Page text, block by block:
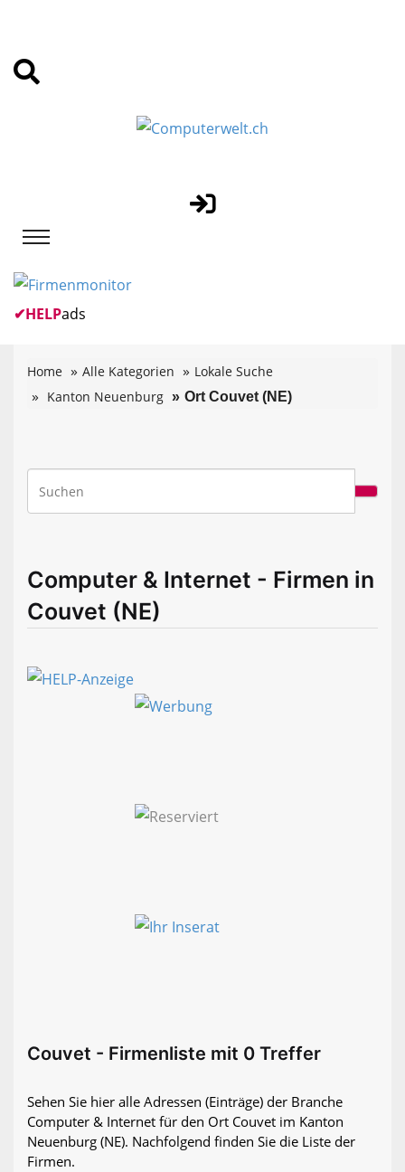
✔HELPads
Home Alle Kategorien
Lokale Suche
Kanton Neuenburg
Ort Couvet (NE)
Computer & Internet - Firmen in
Couvet (NE)
Couvet - Firmenliste mit 0 Treffer
Sehen Sie hier alle Adressen (Einträge) der Branche
Computer & Internet für den Ort Couvet im Kanton
Neuenburg (NE). Nachfolgend finden Sie die Liste der
Firmen.